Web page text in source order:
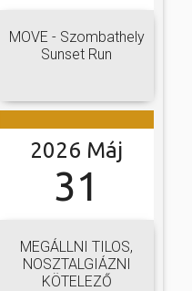
MOVE - Szombathely
Sunset Run
2026 Máj
31
MEGÁLLNI TILOS,
NOSZTALGIÁZNI
KÖTELEZŐ